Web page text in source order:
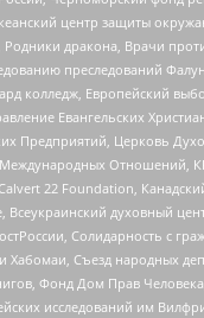
центр защиты
дракона, Врачи
преследований
колледж, Европейский
Евангельских
Предприятий, Церковь
Международных
22 Foundation,
духовный
Солидарность с
Хабомаи, Съезд народных
Фонд Дом Прав
исследований им